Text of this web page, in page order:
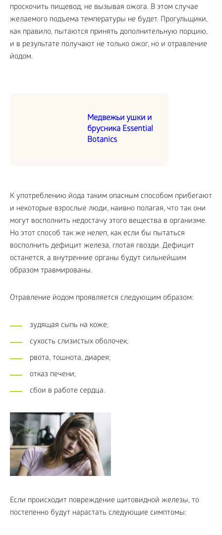
проскочить пищевод, не вызывая ожога. В этом случае
желаемого подъема температуры не будет. Прогульщики,
как правило, пытаются принять дополнительную порцию,
и в результате получают не только ожог, но и отравление
йодом.
Медвежьи ушки и
брусника Essential
Botanics
К употреблению йода таким опасным способом прибегают
и некоторые взрослые люди, наивно полагая, что так они
могут восполнить недостачу этого вещества в организме.
Но этот способ так же нелеп, как если бы пытаться
восполнить дефицит железа, глотая гвозди. Дефицит
останется, а внутренние органы будут сильнейшим
образом травмированы.
Отравление йодом проявляется следующим образом:
зудящая сыпь на коже;
сухость слизистых оболочек;
рвота, тошнота, диарея;
отказ печени;
сбои в работе сердца.
Если происходит повреждение щитовидной железы, то
постепенно будут нарастать следующие симптомы: